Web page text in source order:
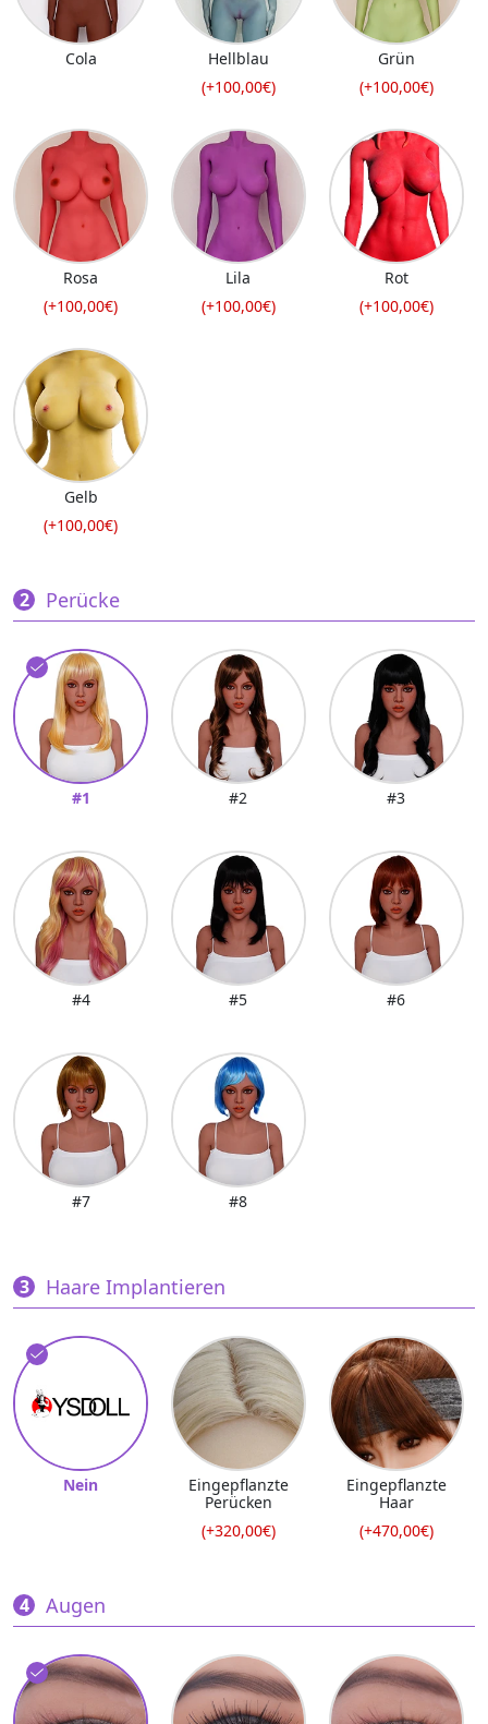
Cola
Hellblau
(+100,00€)
Grün
(+100,00€)
Rosa
(+100,00€)
Lila
(+100,00€)
Rot
(+100,00€)
Gelb
(+100,00€)
Perücke
#1 #2 #3
#4 #5 #6
#7 #8
Haare Implantieren
Nein
Eingepflanzte
Perücken
(+320,00€)
Eingepflanzte
Haar
(+470,00€)
Augen